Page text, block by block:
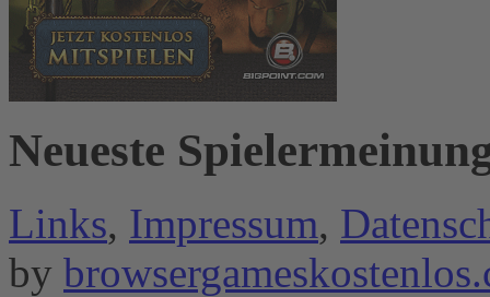
Neueste
Links, Impressum,
by